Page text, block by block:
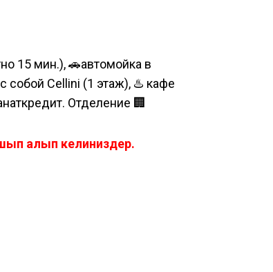
15 мин.), 🚗автомойка в
собой Cellini (1 этаж), ♨️ кафе
Отделение 🏢
алып келиниздер.